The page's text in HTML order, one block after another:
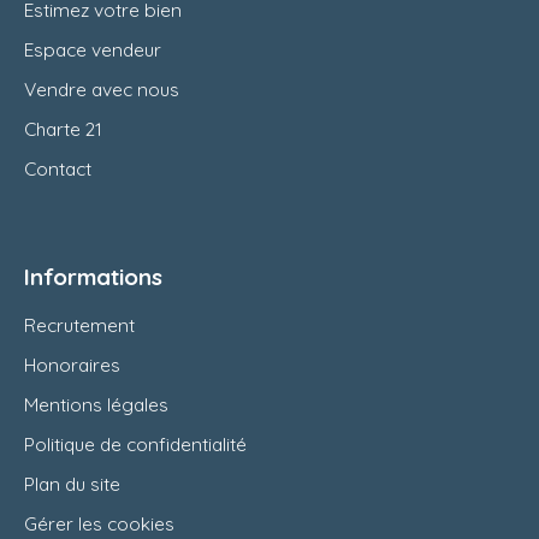
Estimez votre bien
Espace vendeur
Vendre avec nous
Charte 21
Contact
Informations
Recrutement
Honoraires
Mentions légales
Politique de confidentialité
Plan du site
Gérer les cookies